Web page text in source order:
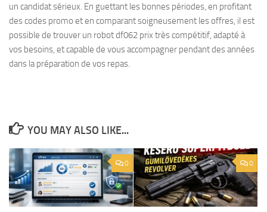
un candidat sérieux. En guettant les bonnes périodes, en profitant
des codes promo et en comparant soigneusement les offres, il est
possible de trouver un robot df062 prix très compétitif, adapté à
vos besoins, et capable de vous accompagner pendant des années
dans la préparation de vos repas.
YOU MAY ALSO LIKE...
0 0